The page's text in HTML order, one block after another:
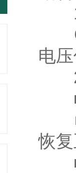
电
2
■
■
恢
■